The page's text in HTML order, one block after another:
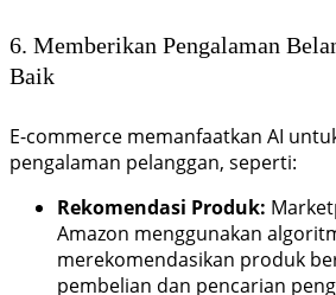
6. Memberikan Pengalaman
Baik
E-commerce memanfaatkan AI
pengalaman pelanggan, seperti:
Rekomendasi Produk:
Amazon menggunakan
merekomendasikan produk
pembelian dan pencarian